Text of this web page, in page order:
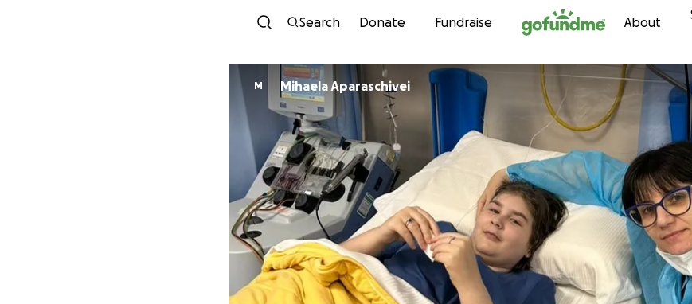
Skip to content
Search Donate Fundraise About
M Mihaela Aparaschivei